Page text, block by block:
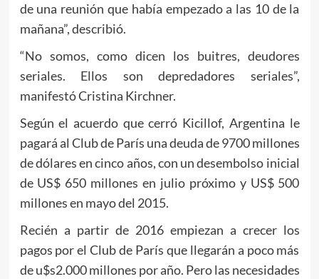
de una reunión que había empezado a las 10 de la
mañana”, describió.
“No somos, como dicen los buitres, deudores
seriales. Ellos son depredadores seriales”,
manifestó Cristina Kirchner.
Según el acuerdo que cerró Kicillof, Argentina le
pagará al Club de París una deuda de 9700 millones
de dólares en cinco años, con un desembolso inicial
de US$ 650 millones en julio próximo y US$ 500
millones en mayo del 2015.
Recién a partir de 2016 empiezan a crecer los
pagos por el Club de París que llegarán a poco más
de u$s2.000 millones por año. Pero las necesidades